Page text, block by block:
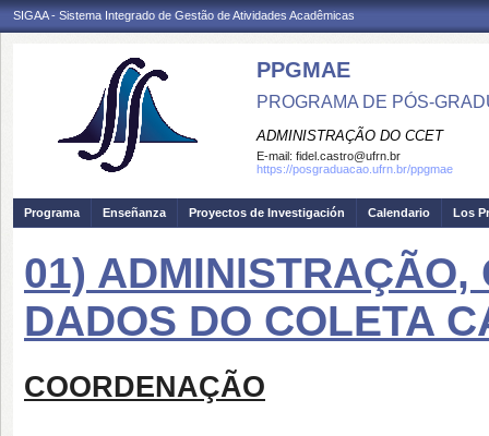
SIGAA - Sistema Integrado de Gestão de Atividades Acadêmicas
PPGMAE
PROGRAMA DE PÓS-
ADMINISTRAÇÃO DO CCET
E-mail: fidel.castro@ufrn.br
https://posgraduacao.ufrn.br/ppgmae
Programa Enseñanza Proyectos de Investigación Calendario Los
01) ADMINISTRAÇÃO,
DADOS DO COLETA
COORDENAÇÃO